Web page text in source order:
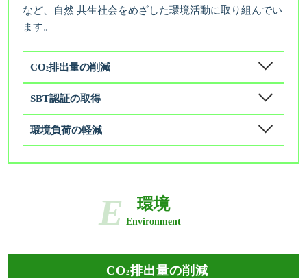
など、自然 共生社会をめざした環境活動に取り組んでい
ます。
CO2排出量の削減
SBT認証の取得
環境負荷の軽減
環境
Environment
CO 2 排出量の削減